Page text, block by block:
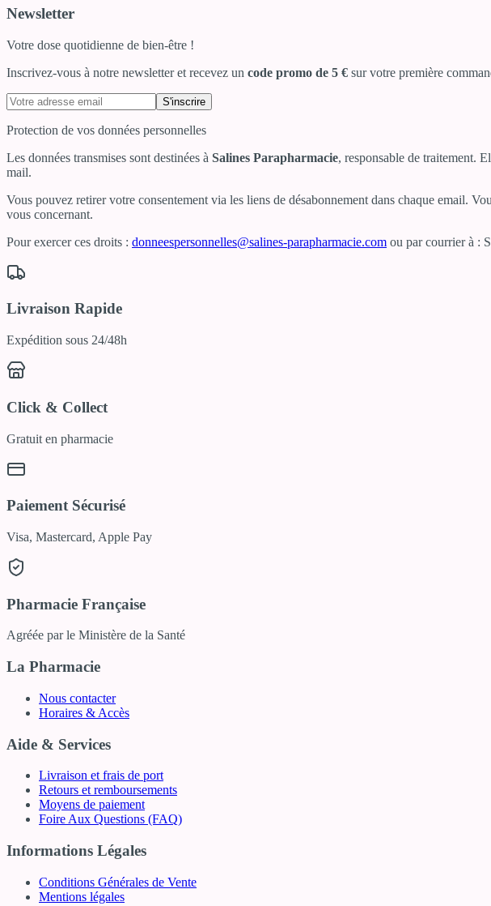
Newsletter
Votre dose quotidienne de bien-être !
Inscrivez-vous à notre newsletter et recevez un code promo de 5 € sur votre première
S'inscrire
Protection de vos données personnelles
Les données transmises sont destinées à Salines Parapharmacie, responsable de traitement.
mail.
Vous pouvez retirer votre consentement via les liens de désabonnement dans chaque email.
vous concernant.
Pour exercer ces droits : donneespersonnelles@salines-parapharmacie.com ou par courrier à :
Livraison Rapide
Expédition sous 24/48h
Click & Collect
Gratuit en pharmacie
Paiement Sécurisé
Visa, Mastercard, Apple Pay
Pharmacie Française
Agréée par le Ministère de la Santé
La Pharmacie
Nous contacter
Horaires & Accès
Aide & Services
Livraison et frais de port
Retours et remboursements
Moyens de paiement
Foire Aux Questions (FAQ)
Informations Légales
Conditions Générales de Vente
Mentions légales